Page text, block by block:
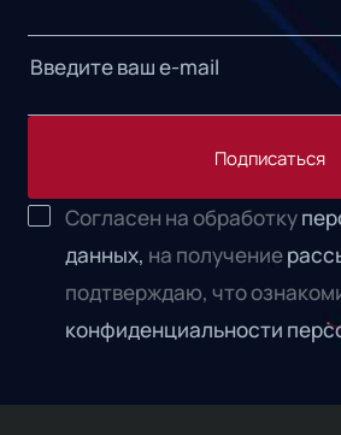
Подписаться
Согласен на обработку
данных, на получение
подтверждаю, что
конфиденциальности